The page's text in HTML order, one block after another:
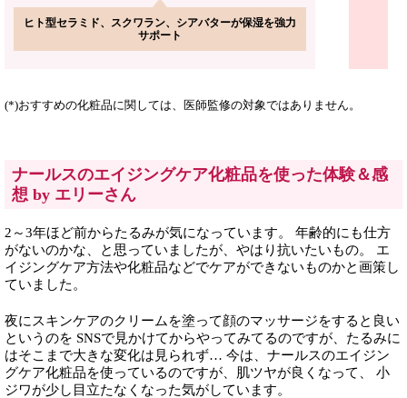
ヒト型セラミド、スクワラン、シアバターが保湿を強力
サポート
(*)おすすめの化粧品に関しては、医師監修の対象ではありません。
ナールスのエイジングケア化粧品を使った体験＆感
想 by エリーさん
2～3年ほど前からたるみが気になっています。 年齢的にも仕方
がないのかな、と思っていましたが、やはり抗いたいもの。 エ
イジングケア方法や化粧品などでケアができないものかと画策し
ていました。
夜にスキンケアのクリームを塗って顔のマッサージをすると良い
というのを SNSで見かけてからやってみてるのですが、たるみに
はそこまで大きな変化は見られず… 今は、ナールスのエイジン
グケア化粧品を使っているのですが、肌ツヤが良くなって、 小
ジワが少し目立たなくなった気がしています。